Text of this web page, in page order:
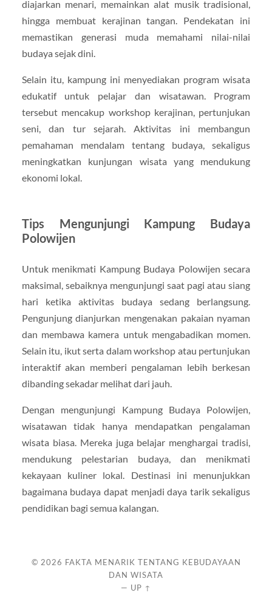
diajarkan menari, memainkan alat musik tradisional,
hingga membuat kerajinan tangan. Pendekatan ini
memastikan generasi muda memahami nilai-nilai
budaya sejak dini.
Selain itu, kampung ini menyediakan program wisata
edukatif untuk pelajar dan wisatawan. Program
tersebut mencakup workshop kerajinan, pertunjukan
seni, dan tur sejarah. Aktivitas ini membangun
pemahaman mendalam tentang budaya, sekaligus
meningkatkan kunjungan wisata yang mendukung
ekonomi lokal.
Tips Mengunjungi Kampung Budaya
Polowijen
Untuk menikmati Kampung Budaya Polowijen secara
maksimal, sebaiknya mengunjungi saat pagi atau siang
hari ketika aktivitas budaya sedang berlangsung.
Pengunjung dianjurkan mengenakan pakaian nyaman
dan membawa kamera untuk mengabadikan momen.
Selain itu, ikut serta dalam workshop atau pertunjukan
interaktif akan memberi pengalaman lebih berkesan
dibanding sekadar melihat dari jauh.
Dengan mengunjungi Kampung Budaya Polowijen,
wisatawan tidak hanya mendapatkan pengalaman
wisata biasa. Mereka juga belajar menghargai tradisi,
mendukung pelestarian budaya, dan menikmati
kekayaan kuliner lokal. Destinasi ini menunjukkan
bagaimana budaya dapat menjadi daya tarik sekaligus
pendidikan bagi semua kalangan.
© 2026 FAKTA MENARIK TENTANG KEBUDAYAAN
DAN WISATA
— UP ↑